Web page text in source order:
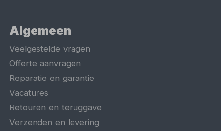
Algemeen
Veelgestelde vragen
Offerte aanvragen
Reparatie en garantie
Vacatures
Retouren en teruggave
Verzenden en levering